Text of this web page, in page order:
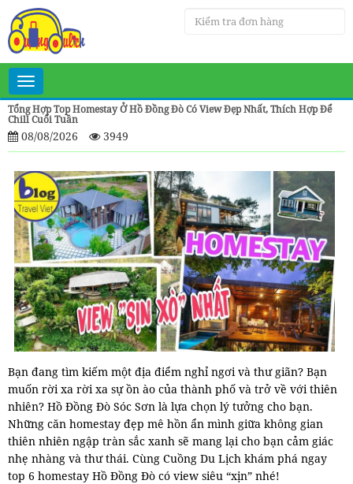
Toggle
navigation
Tổng Hợp Top Homestay Ở Hồ Đồng Đò Có View Đẹp Nhất, Thích Hợp Để
Chill Cuối Tuần
08/08/2026 3949
Bạn đang tìm kiếm một địa điểm nghỉ ngơi và thư giãn? Bạn
muốn rời xa rời xa sự ồn ào của thành phố và trở về với thiên
nhiên? Hồ Đồng Đò Sóc Sơn là lựa chọn lý tưởng cho bạn.
Những căn homestay đẹp mê hồn ẩn mình giữa không gian
thiên nhiên ngập tràn sắc xanh sẽ mang lại cho bạn cảm giác
nhẹ nhàng và thư thái. Cùng Cuồng Du Lịch khám phá ngay
top 6 homestay Hồ Đồng Đò có view siêu “xịn” nhé!